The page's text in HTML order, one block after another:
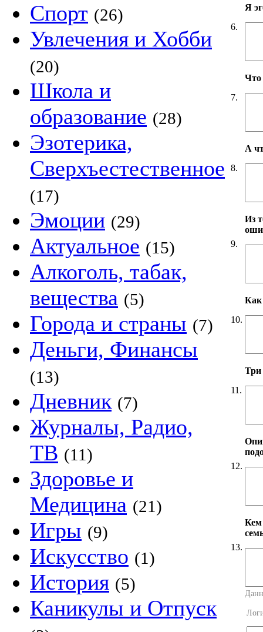
Спорт (26)
Увлечения и Хобби
(20)
Школа и
образование (28)
Эзотерика,
Сверхъестественное
(17)
Эмоции (29)
Актуальное (15)
Алкоголь, табак,
вещества (5)
Города и страны (7)
Деньги, Финансы
(13)
Дневник (7)
Журналы, Радио,
ТВ (11)
Здоровье и
Медицина (21)
Игры (9)
Искусство (1)
История (5)
Каникулы и Отпуск
6.
Я
7.
Что
8.
А
9.
Из
10.
Как
11.
Три
12.
13.
Кем